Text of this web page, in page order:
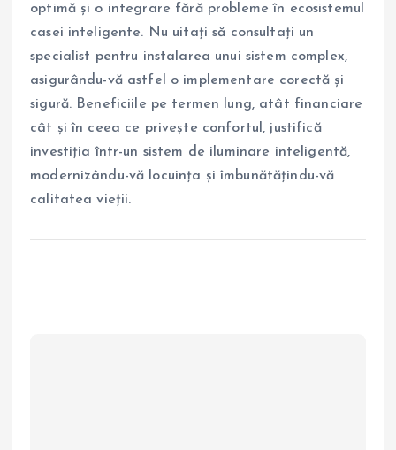
optimă și o integrare fără probleme în ecosistemul
casei inteligente. Nu uitați să consultați un
specialist pentru instalarea unui sistem complex,
asigurându-vă astfel o implementare corectă și
sigură. Beneficiile pe termen lung, atât financiare
cât și în ceea ce privește confortul, justifică
investiția într-un sistem de iluminare inteligentă,
modernizându-vă locuința și îmbunătățindu-vă
calitatea vieții.